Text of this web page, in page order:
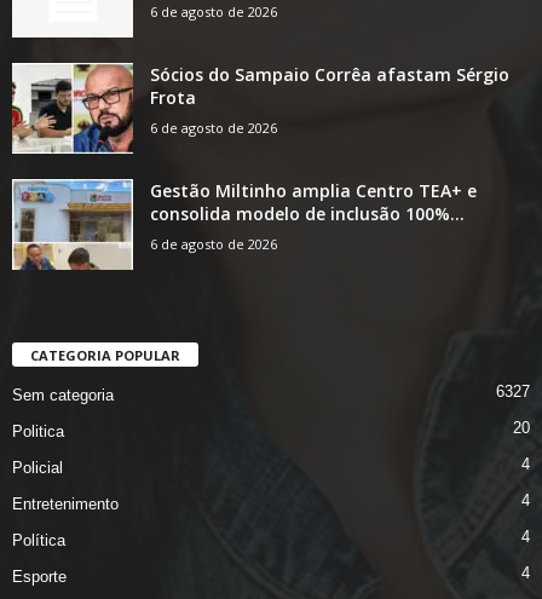
6 de agosto de 2026
Sócios do Sampaio Corrêa afastam Sérgio
Frota
6 de agosto de 2026
Gestão Miltinho amplia Centro TEA+ e
consolida modelo de inclusão 100%...
6 de agosto de 2026
CATEGORIA POPULAR
Sem categoria 6327
Politica 20
Policial 4
Entretenimento 4
Política 4
Esporte 4